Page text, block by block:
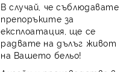
В случай, че съблюдавате
препоръките за
експлоатация, ще се
радвате на дълъг живот
на Вашето бельо!